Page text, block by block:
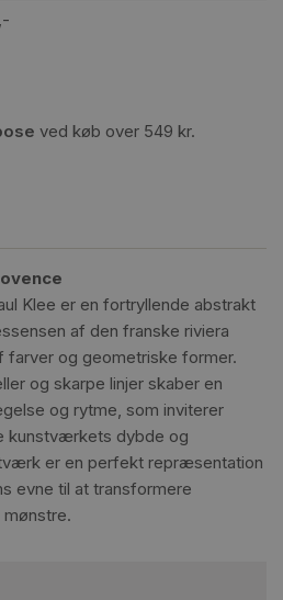
ved køb over 549 kr.
Klee er en fortryllende abstrakt
af den franske riviera
farver og geometriske former.
og skarpe linjer skaber en
og rytme, som inviterer
kunstværkets dybde og
er en perfekt repræsentation
evne til at transformere